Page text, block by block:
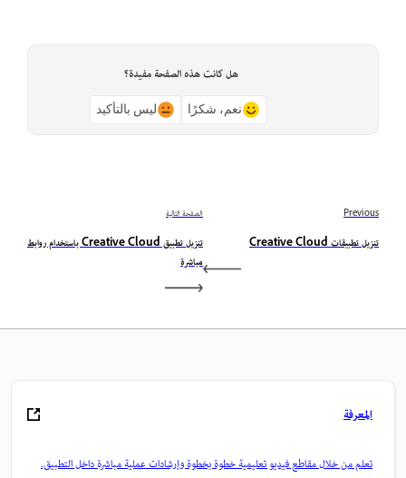
هل كانت هذه الصفحة مفيدة؟
نعم، شكرًا ليس بالتأكيد
Previous
تنزيل تطبيقات Creative Cloud
الصفحة التالية
تنزيل تطبيق Creative Cloud باستخدام روابط
مباشرة
المعرفة
تعلم من خلال مقاطع فيديو تعليمية خطوة بخطوة وإرشادات عملية مباشرة داخل التطبيق.